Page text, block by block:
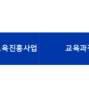
진흥사업 교육과